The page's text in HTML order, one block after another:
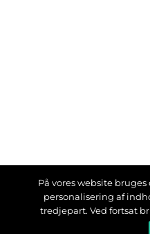
På vores website
personalisering af
tredjepart. Ved fortsat